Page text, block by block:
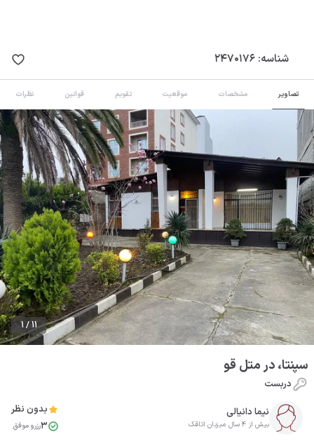
شناسه: 2470176
تصاویر مشخصات موقعیت تقویم قوانین نظرات
1 / 11
سپنتا، در متل قو
دربست
نیما دانیالی
بیش از 4 سال میزبان اتاقک
بدون نظر
3رزرو موفق